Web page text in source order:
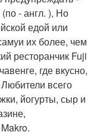
- англ. ), Но
едой или
их более, чем
ресторанчик Fuji
где вкусно,
всего
йогурты, сыр и